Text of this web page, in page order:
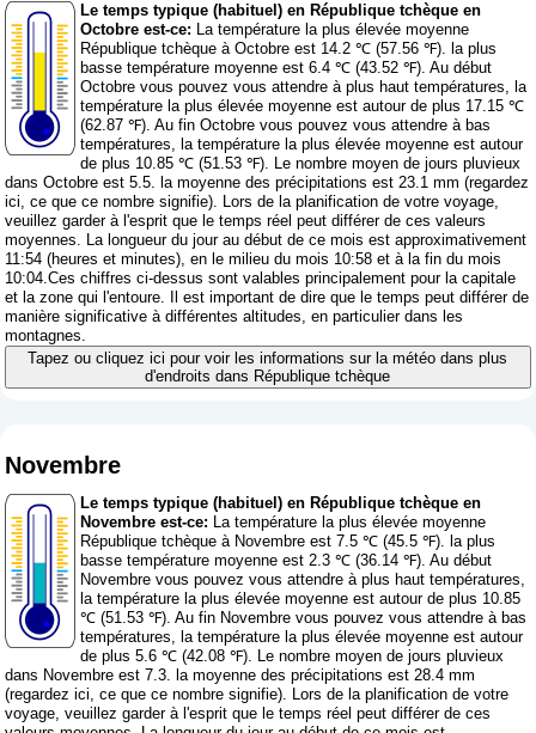
Le temps typique (habituel) en République tchèque en
Octobre est-ce: La température la plus élevée moyenne
République tchèque à Octobre est 14.2 ℃ (57.56 ℉). la plus
basse température moyenne est 6.4 ℃ (43.52 ℉). Au début
Octobre vous pouvez vous attendre à plus haut températures, la
température la plus élevée moyenne est autour de plus 17.15 ℃
(62.87 ℉). Au fin Octobre vous pouvez vous attendre à bas
températures, la température la plus élevée moyenne est autour
de plus 10.85 ℃ (51.53 ℉). Le nombre moyen de jours pluvieux
dans Octobre est 5.5. la moyenne des précipitations est 23.1 mm (regardez
ici, ce que ce nombre signifie). Lors de la planification de votre voyage,
veuillez garder à l'esprit que le temps réel peut différer de ces valeurs
moyennes. La longueur du jour au début de ce mois est approximativement
11:54 (heures et minutes), en le milieu du mois 10:58 et à la fin du mois
10:04.Ces chiffres ci-dessus sont valables principalement pour la capitale
et la zone qui l'entoure. Il est important de dire que le temps peut différer de
manière significative à différentes altitudes, en particulier dans les
montagnes.
Tapez ou cliquez ici pour voir les informations sur la météo dans plus
d'endroits dans République tchèque
Novembre
Le temps typique (habituel) en République tchèque en
Novembre est-ce: La température la plus élevée moyenne
République tchèque à Novembre est 7.5 ℃ (45.5 ℉). la plus
basse température moyenne est 2.3 ℃ (36.14 ℉). Au début
Novembre vous pouvez vous attendre à plus haut températures,
la température la plus élevée moyenne est autour de plus 10.85
℃ (51.53 ℉). Au fin Novembre vous pouvez vous attendre à bas
températures, la température la plus élevée moyenne est autour
de plus 5.6 ℃ (42.08 ℉). Le nombre moyen de jours pluvieux
dans Novembre est 7.3. la moyenne des précipitations est 28.4 mm
(regardez ici, ce que ce nombre signifie). Lors de la planification de votre
voyage, veuillez garder à l'esprit que le temps réel peut différer de ces